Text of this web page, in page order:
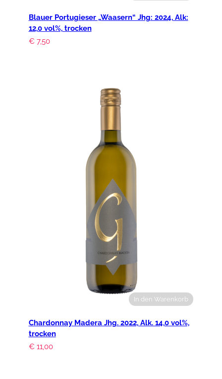
Blauer Portugieser „Waasern“ Jhg: 2024, Alk:
12,0 vol%, trocken
€ 7,50
In den Warenkorb
Chardonnay Madera Jhg. 2022, Alk. 14,0 vol%,
trocken
€ 11,00